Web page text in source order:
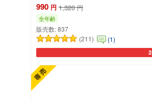
990 円 1,320 円
全年齢
販売数:837
(211)
(1)
カ